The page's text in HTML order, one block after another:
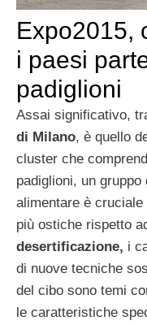
Expo2015,
i paesi
padiglioni
Assai significativo,
di Milano, è quello
cluster che
padiglioni, un
alimentare è
più ostiche rispetto
desertificazione, i
di nuove tecniche
del cibo sono temi
le caratteristiche